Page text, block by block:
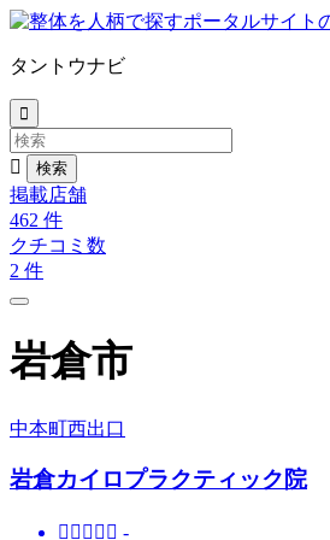
タントウナビ


掲載店舗
462 件
クチコミ数
2 件
岩倉市
中本町西出口
岩倉カイロプラクティック院
     -